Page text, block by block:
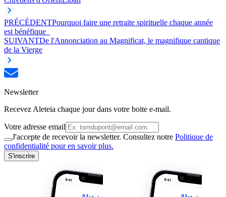
PRÉCÉDENTPourquoi faire une retraite spirituelle chaque année
est bénéfique
SUIVANTDe l'Annonciation au Magnificat, le magnifique cantique
de la Vierge
Newsletter
Recevez Aleteia chaque jour dans votre boite e-mail.
Votre adresse email
J'accepte de recevoir la newsletter. Consultez notre Politique de
confidentialité pour en savoir plus.
S'inscrire